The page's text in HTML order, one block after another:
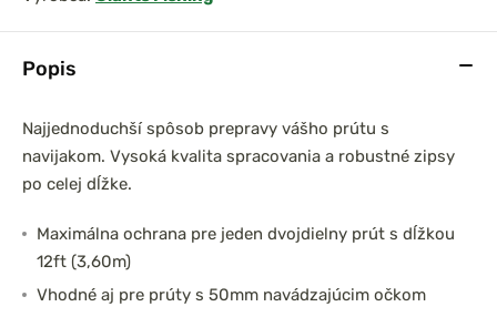
Popis
Najjednoduchší spôsob prepravy vášho prútu s
navijakom. Vysoká kvalita spracovania a robustné zipsy
po celej dĺžke.
Maximálna ochrana pre jeden dvojdielny prút s dĺžkou
12ft (3,60m)
Vhodné aj pre prúty s 50mm navádzajúcim očkom